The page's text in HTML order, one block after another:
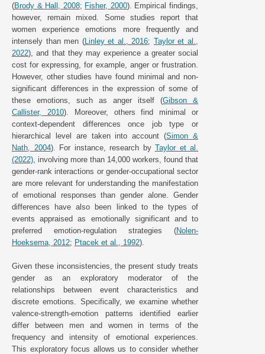
(Brody & Hall, 2008; Fisher, 2000). Empirical findings,
however, remain mixed. Some studies report that
women experience emotions more frequently and
intensely than men (Linley et al., 2016; Taylor et al.,
2022), and that they may experience a greater social
cost for expressing, for example, anger or frustration.
However, other studies have found minimal and non-
significant differences in the expression of some of
these emotions, such as anger itself (Gibson &
Callister, 2010). Moreover, others find minimal or
context-dependent differences once job type or
hierarchical level are taken into account (Simon &
Nath, 2004). For instance, research by Taylor et al.
(2022) , involving more than 14,000 workers, found that
gender-rank interactions or gender-occupational sector
are more relevant for understanding the manifestation
of emotional responses than gender alone. Gender
differences have also been linked to the types of
events appraised as emotionally significant and to
preferred emotion-regulation strategies (Nolen-
Hoeksema, 2012; Ptacek et al., 1992).
Given these inconsistencies, the present study treats
gender as an exploratory moderator of the
relationships between event characteristics and
discrete emotions. Specifically, we examine whether
valence-strength-emotion patterns identified earlier
differ between men and women in terms of the
frequency and intensity of emotional experiences.
This exploratory focus allows us to consider whether